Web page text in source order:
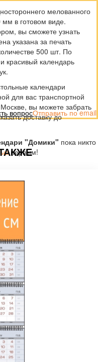
мелованного
в готовом виде.
вы сможете узнать
указана за печать
500 шт. По
красивый календарь
календари
для вас транспортной
вы можете забрать
доставку до
"Домики" пока никто
первым!
Отправить по email
вопрос